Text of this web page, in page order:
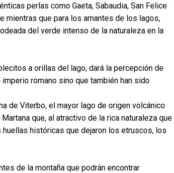
perlas como Gaeta, Sabaudia, San Felice
mientras que para los amantes de los lagos,
del verde intenso de la naturaleza en la
a orillas del lago, dará la percepción de
romano sino que también han sido
de Viterbo, el mayor lago de origen volcánico
que, al atractivo de la rica naturaleza que
históricas que dejaron los etruscos, los
de la montaña que podrán encontrar